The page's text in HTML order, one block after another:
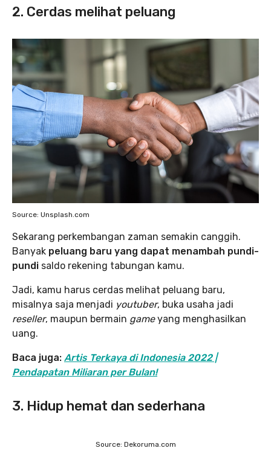
2. Cerdas melihat peluang
Source: Unsplash.com
Sekarang perkembangan zaman semakin canggih.
Banyak peluang baru yang dapat menambah pundi-
pundi saldo rekening tabungan kamu.
Jadi, kamu harus cerdas melihat peluang baru,
misalnya saja menjadi youtuber, buka usaha jadi
reseller, maupun bermain gameyang menghasilkan
uang.
Baca juga: Artis Terkaya di Indonesia 2022 |
Pendapatan Miliaran per Bulan!
3. Hidup hemat dan sederhana
Source: Dekoruma.com